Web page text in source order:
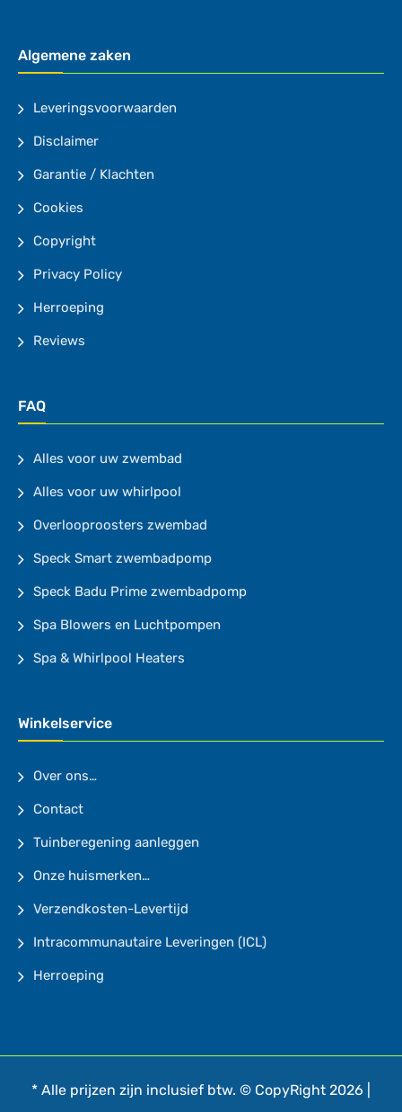
Algemene zaken
Leveringsvoorwaarden
Disclaimer
Garantie / Klachten
Cookies
Copyright
Privacy Policy
Herroeping
Reviews
FAQ
Alles voor uw zwembad
Alles voor uw whirlpool
Overlooproosters zwembad
Speck Smart zwembadpomp
Speck Badu Prime zwembadpomp
Spa Blowers en Luchtpompen
Spa & Whirlpool Heaters
Winkelservice
Over ons…
Contact
Tuinberegening aanleggen
Onze huismerken…
Verzendkosten-Levertijd
Intracommunautaire Leveringen (ICL)
Herroeping
* Alle prijzen zijn inclusief btw. © CopyRight 2026 |